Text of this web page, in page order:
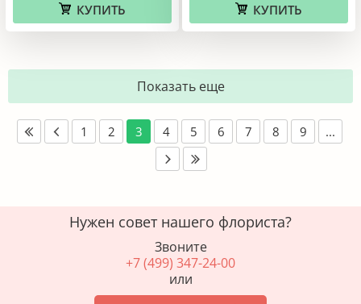
КУПИТЬ КУПИТЬ
Показать еще
1 2 3 4 5 6 7 8 9 ...
Нужен совет нашего флориста?
Звоните
+7 (499) 347-24-00
или